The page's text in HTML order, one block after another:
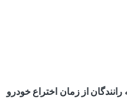
از زمان اختراع خودرو